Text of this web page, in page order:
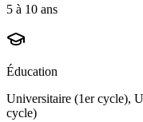
5 à 10 ans
Éducation
Universitaire (1er cycle),
cycle)